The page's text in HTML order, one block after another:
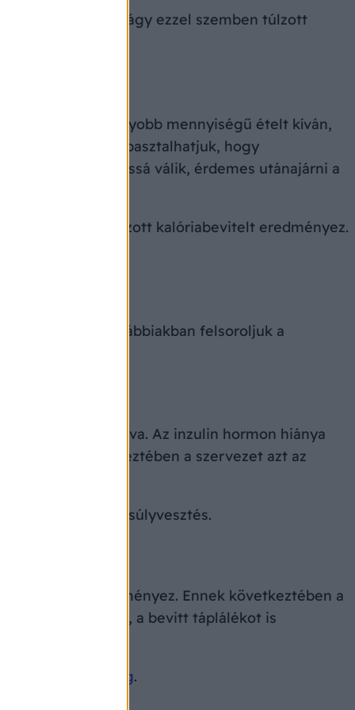
A fokozott étvágy ezzel szemben túlzott
vagy nagyobb mennyiségű ételt kíván,
mindannyian tapasztalhatjuk, hogy
az állapot tartóssá válik, érdemes utánajárni a
sem, ami fokozott kalóriabevitelt eredményez.
is.
is jelezhet. Az alábbiakban felsoroljuk a
kontrollálva. Az inzulin hormon hiánya
Ennek következtében a szervezet azt az
, nem szándékos súlyvesztés.
eredményez. Ennek következtében a
gyorsabb, a bevitt táplálékot is
álmatlanság.